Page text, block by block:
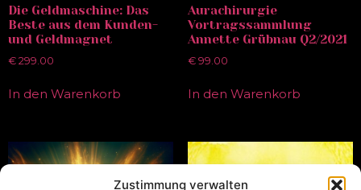
Zustimmung verwalten
Die Geldmaschine: Das
Beste aus dem Kunden-
und Geldmagnet
€ 299.00
In den Warenkorb
Aurachirurgie
Vortragssammlung
Annette Grübnau Q2/2021
€99.00
In den Warenkorb